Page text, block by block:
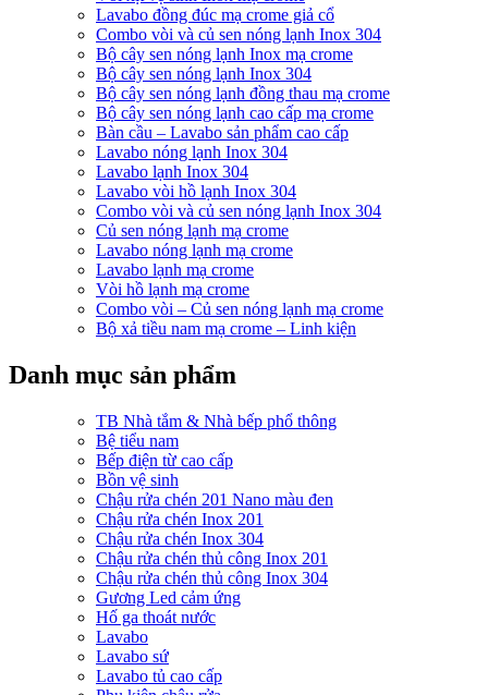
Lavabo đồng đúc mạ crome giả cổ
Combo vòi và củ sen nóng lạnh Inox 304
Bộ cây sen nóng lạnh Inox mạ crome
Bộ cây sen nóng lạnh Inox 304
Bộ cây sen nóng lạnh đồng thau mạ crome
Bộ cây sen nóng lạnh cao cấp mạ crome
Bàn cầu – Lavabo sản phẩm cao cấp
Lavabo nóng lạnh Inox 304
Lavabo lạnh Inox 304
Lavabo vòi hồ lạnh Inox 304
Combo vòi và củ sen nóng lạnh Inox 304
Củ sen nóng lạnh mạ crome
Lavabo nóng lạnh mạ crome
Lavabo lạnh mạ crome
Vòi hồ lạnh mạ crome
Combo vòi – Củ sen nóng lạnh mạ crome
Bộ xả tiều nam mạ crome – Linh kiện
Danh mục sản phẩm
TB Nhà tắm & Nhà bếp phổ thông
Bệ tiểu nam
Bếp điện từ cao cấp
Bồn vệ sinh
Chậu rửa chén 201 Nano màu đen
Chậu rửa chén Inox 201
Chậu rửa chén Inox 304
Chậu rửa chén thủ công Inox 201
Chậu rửa chén thủ công Inox 304
Gương Led cảm ứng
Hố ga thoát nước
Lavabo
Lavabo sứ
Lavabo tủ cao cấp